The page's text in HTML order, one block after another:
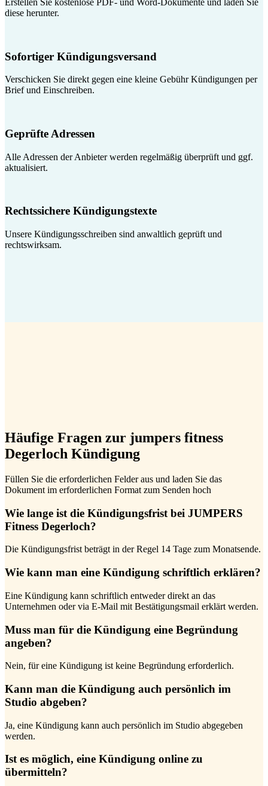
diese herunter.
Sofortiger Kündigungsversand
Verschicken Sie direkt gegen eine kleine Gebühr Kündigungen per
Brief und Einschreiben.
Geprüfte Adressen
Alle Adressen der Anbieter werden regelmäßig überprüft und ggf.
aktualisiert.
Rechtssichere Kündigungstexte
Unsere Kündigungsschreiben sind anwaltlich geprüft und
rechtswirksam.
Häufige Fragen zur jumpers fitness
Degerloch Kündigung
Füllen Sie die erforderlichen Felder aus und laden Sie das
Dokument im erforderlichen Format zum Senden hoch
Wie lange ist die Kündigungsfrist bei JUMPERS
Fitness Degerloch?
Die Kündigungsfrist beträgt in der Regel 14 Tage zum Monatsende.
Wie kann man eine Kündigung schriftlich erklären?
Eine Kündigung kann schriftlich entweder direkt an das
Unternehmen oder via E-Mail mit Bestätigungsmail erklärt werden.
Muss man für die Kündigung eine Begründung
angeben?
Nein, für eine Kündigung ist keine Begründung erforderlich.
Kann man die Kündigung auch persönlich im
Studio abgeben?
Ja, eine Kündigung kann auch persönlich im Studio abgegeben
werden.
Ist es möglich, eine Kündigung online zu
übermitteln?